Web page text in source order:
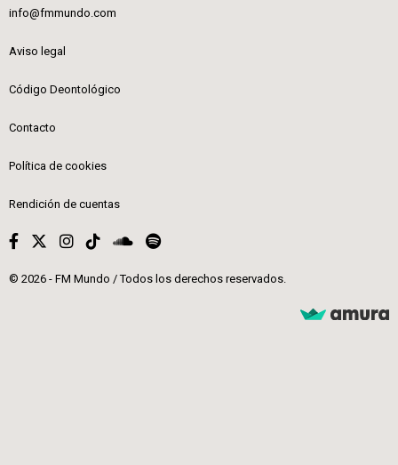
info@fmmundo.com
Aviso legal
Código Deontológico
Contacto
Política de cookies
Rendición de cuentas
© 2026 - FM Mundo / Todos los derechos reservados.